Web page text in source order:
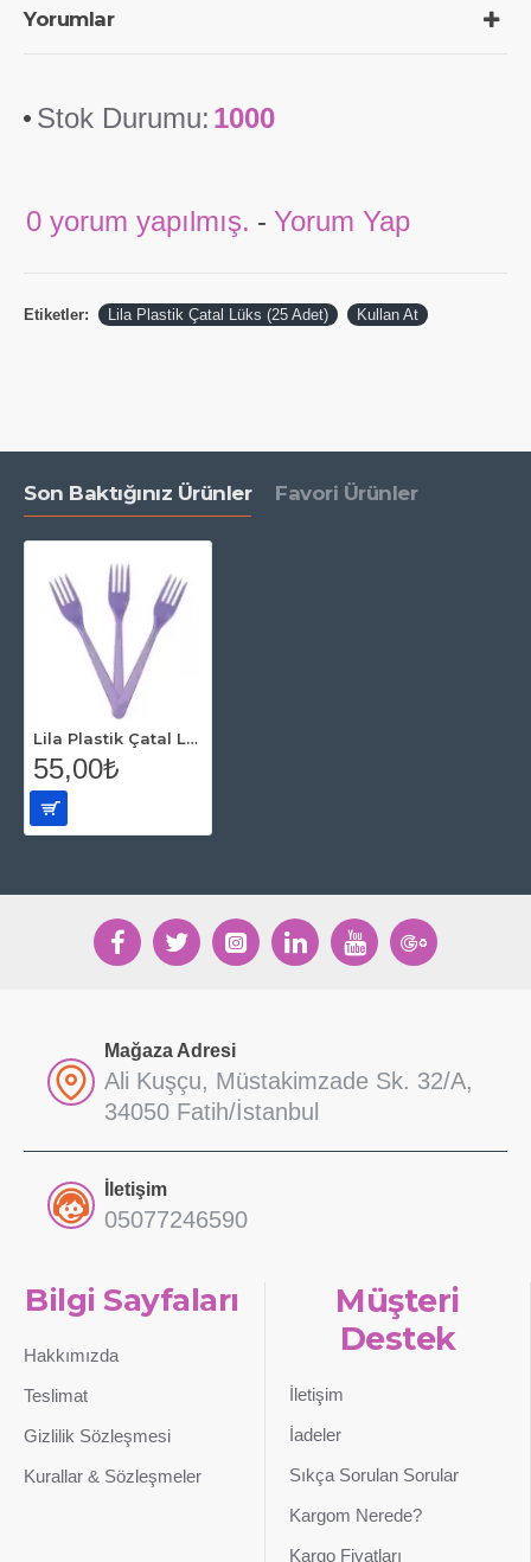
Yorumlar
Stok Durumu: 1000
0 yorum yapılmış. - Yorum Yap
Etiketler: Lila Plastik Çatal Lüks (25 Adet) Kullan At
Son Baktığınız Ürünler Favori Ürünler
Lila Plastik Çatal Lüks (25 Adet)
55,00₺
Mağaza Adresi
Ali Kuşçu, Müstakimzade Sk. 32/A,
34050 Fatih/İstanbul
İletişim
05077246590
Bilgi Sayfaları
Hakkımızda
Teslimat
Gizlilik Sözleşmesi
Kurallar & Sözleşmeler
Müşteri
Destek
İletişim
İadeler
Sıkça Sorulan Sorular
Kargom Nerede?
Kargo Fiyatları